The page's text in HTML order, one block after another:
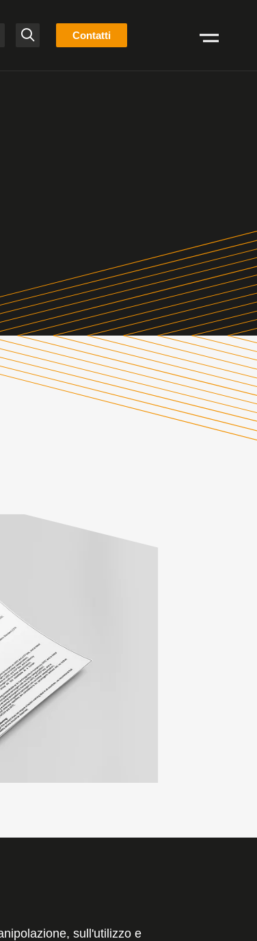
Cerca
Contatti
sull'utilizzo e